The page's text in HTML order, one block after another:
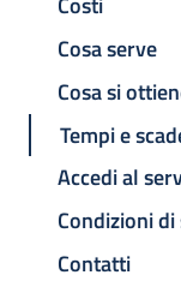
Cosa serve
Cosa si
Tempi e
Accedi al
Condizioni
Contatti